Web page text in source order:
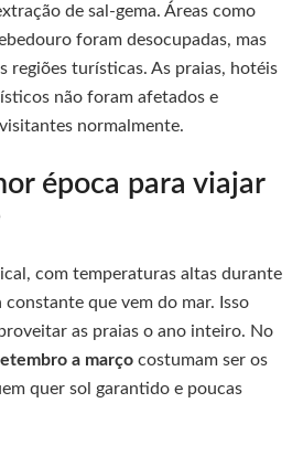
de sal-gema. Áreas como
foram desocupadas, mas
regiões turísticas. As praias, hotéis
não foram afetados e
normalmente.
época para viajar
com temperaturas altas durante
que vem do mar. Isso
as praias o ano inteiro. No
a março costumam ser os
quer sol garantido e poucas